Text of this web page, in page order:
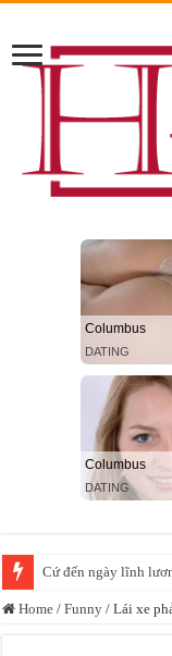
Diệp Phương Linh
Home / Funny / Lái xe